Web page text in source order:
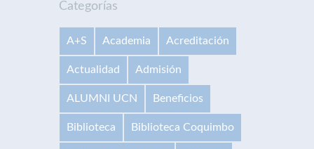
Categorías
A+S Academia Acreditación
Actualidad Admisión
ALUMNI UCN Beneficios
Biblioteca Biblioteca Coquimbo